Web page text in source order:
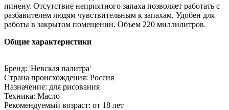
пинену. Отсутствие неприятного запаха позволяет работать с
разбавителем людям чувствительным к запахам. Удобен для
работы в закрытом помещении. Объем 220 миллилитров.
Общие характеристики
Бренд: 'Невская палитра'
Страна происхождения: Россия
Назначение: для рисования
Техника: Масло
Рекомендуемый возраст: от 18 лет